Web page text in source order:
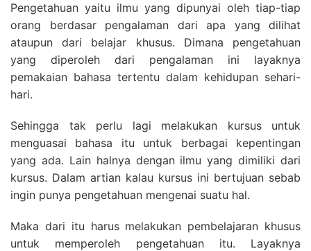
Pengetahuan yaitu ilmu yang dipunyai oleh tiap-tiap
orang berdasar pengalaman dari apa yang dilihat
ataupun dari belajar khusus. Dimana pengetahuan
yang diperoleh dari pengalaman ini layaknya
pemakaian bahasa tertentu dalam kehidupan sehari-
hari.
Sehingga tak perlu lagi melakukan kursus untuk
menguasai bahasa itu untuk berbagai kepentingan
yang ada. Lain halnya dengan ilmu yang dimiliki dari
kursus. Dalam artian kalau kursus ini bertujuan sebab
ingin punya pengetahuan mengenai suatu hal.
Maka dari itu harus melakukan pembelajaran khusus
untuk memperoleh pengetahuan itu. Layaknya